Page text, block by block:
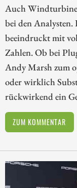
Auch
bei den
beeindruckt mit
Zahlen. Ob bei
Andy Marsh zum
oder wirklich
rückwirkend ein
ZUM KOMMENTAR